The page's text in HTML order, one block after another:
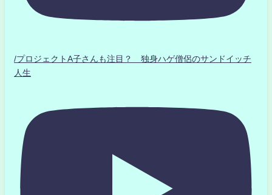
/プロジェクトA子さんも注目？ 独身ハゲ僧侶のサンドイッチ
人生